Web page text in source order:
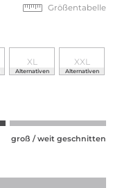
Größentabelle
XL
Alternativen
XXL
Alternativen
groß / weit geschnitten